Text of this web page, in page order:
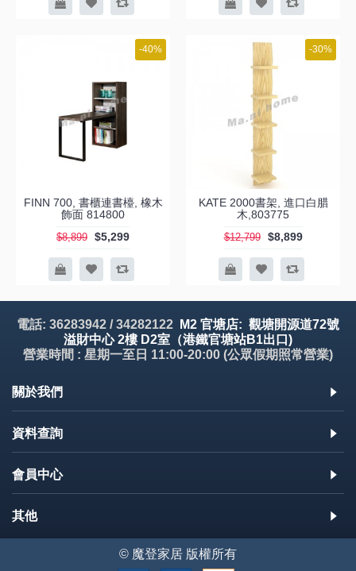
-40%
FINN 700, 書櫃連書檯, 橡木
飾面 814800
$8,899 $5,299
-30%
KATE 2000書架, 進口白腊
木,803775
$12,799 $8,899
電話: 36283942 / 34282122
M2 官塘店: 觀塘開源道72號
溢財中心 2樓 D2室（港鐵官塘站B1出口)
營業時間 : 星期一至日 11:00-20:00 (公眾假期照常營業)
關於我們
資料查詢
會員中心
其他
© 魔登家居 版權所有